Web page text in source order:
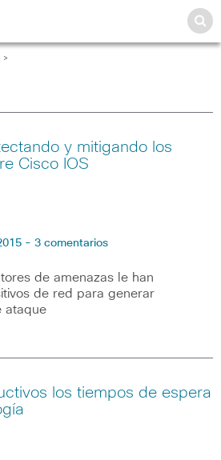
>
y mitigando los
Cisco IOS
- 3 comentarios
de amenazas le han
de red para generar
ataque
los tiempos de espera